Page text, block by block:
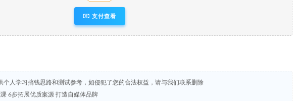
支付查看
个人学习搞钱思路和测试参考，如侵犯了您的合法权益，请与我们联系删除
6步拓展优质案源 打造自媒体品牌